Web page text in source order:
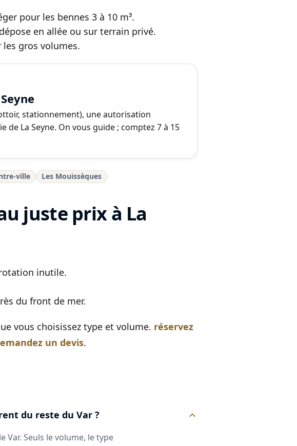
pour les bennes 3 à 10 m³.
en allée ou sur terrain privé.
les gros volumes.
stationnement), une autorisation
La Seyne. On vous guide ; comptez 7 à 15
ville Les Mouissèques
juste prix à La
inutile.
du front de mer.
vous choisissez type et volume. réservez
un devis.
du reste du Var ?
Var. Seuls le volume, le type